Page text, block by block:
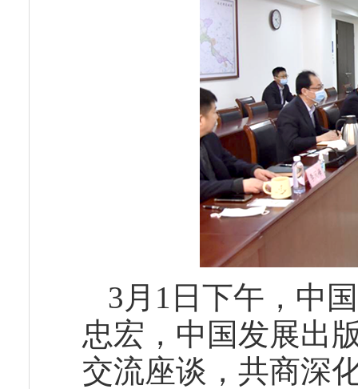
3月1日下午，中
忠宏，中国发展出
交流座谈，共商深